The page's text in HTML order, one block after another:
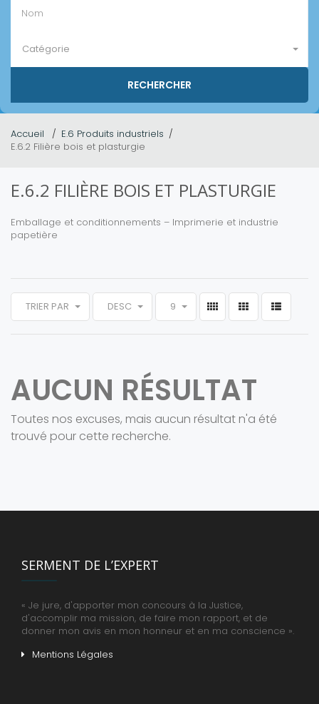
Catégorie
Accueil
E.6 Produits industriels
E.6.2 Filière bois et plasturgie
E.6.2 FILIÈRE BOIS ET PLASTURGIE
Emballage et conditionnements – Imprimerie et industrie
papetière
TRIER PAR DESC 9
AUCUN RÉSULTAT
Toutes nos excuses, mais aucun résultat n'a été
trouvé pour cette recherche.
SERMENT DE L’EXPERT
« Je jure, d'apporter mon concours à la Justice,
d'accomplir ma mission, de faire mon rapport, et de
donner mon avis en mon honneur et en ma conscience ».
Mentions Légales